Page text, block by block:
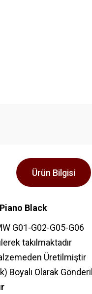
Ürün Bilgisi
Black
G01-G02-G05-G06
takılmaktadır
Üretilmiştir
Boyalı Olarak